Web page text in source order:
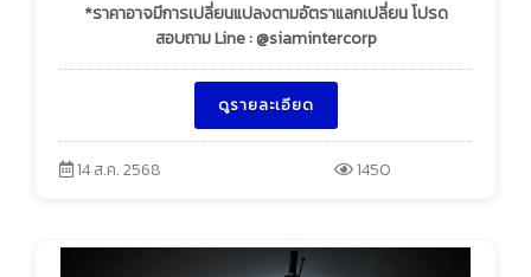
*ราคาอาจมีการเปลี่ยนแปลงตามอัตราแลกเปลี่ยน โปรด
สอบถาม Line : @siamintercorp
ดูรายละเอียด
14 ส.ค. 2568 1450